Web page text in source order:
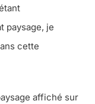
paysage, je
cette
affiché sur